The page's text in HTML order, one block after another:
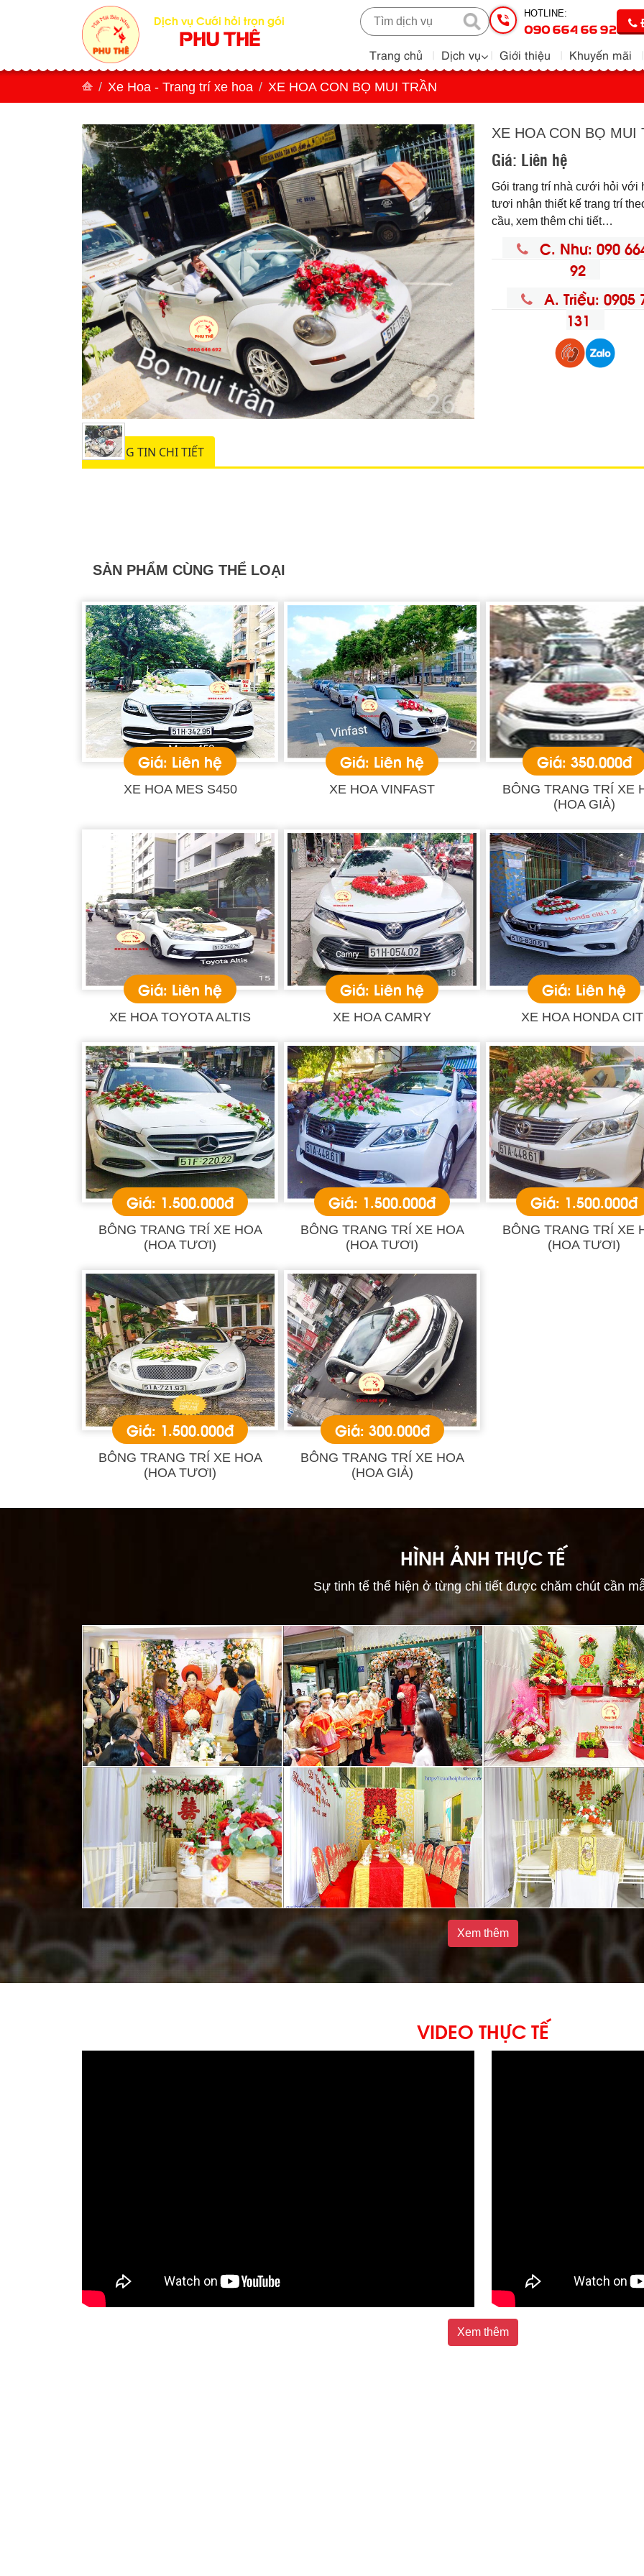
Dịch vụ Cưới hỏi trọn gói
PHU THÊ
HOTLINE:
090 664 66 92
Trang chủ Dịch vụ Giới thiệu Khuyến mãi
Xe Hoa - Trang trí xe hoa XE HOA CON BỌ MUI TRẦN
XE HOA CON BỌ MUI
Giá: Liên hệ
Gói trang trí nhà cưới hỏi với
tươi nhận thiết kế trang trí
cầu, xem thêm chi tiết…
C. Như: 090
92
A. Triều: 0905
131
THÔNG TIN CHI TIẾT
SẢN PHẨM CÙNG THỂ LOẠI
Giá: Liên hệ
XE HOA MES S450
Giá: Liên hệ
XE HOA VINFAST
Giá: 350.000đ
BÔNG TRANG TRÍ XE
(HOA GIẢ)
Giá: Liên hệ
XE HOA TOYOTA ALTIS
Giá: Liên hệ
XE HOA CAMRY
Giá: Liên hệ
XE HOA HONDA
Giá: 1.500.000đ
BÔNG TRANG TRÍ XE HOA
(HOA TƯƠI)
Giá: 1.500.000đ
BÔNG TRANG TRÍ XE HOA
(HOA TƯƠI)
Giá: 1.500.000đ
BÔNG TRANG TRÍ XE
(HOA TƯƠI)
Giá: 1.500.000đ
BÔNG TRANG TRÍ XE HOA
(HOA TƯƠI)
Giá: 300.000đ
BÔNG TRANG TRÍ XE HOA
(HOA GIẢ)
HÌNH ẢNH THỰC TẾ
Sự tinh tế thể hiện ở từng chi tiết được chăm chút cần
Xem thêm
VIDEO THỰC TẾ
Xem thêm